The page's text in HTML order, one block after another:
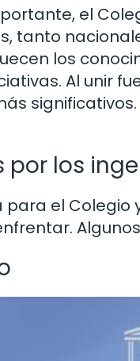
el
tanto
los
Al unir
por los
el Colegio